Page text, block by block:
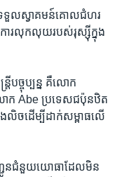
ទួល​ស្វាគមន៍គោលជំហរ​
ការលុកលុយរបស់រុស្ស៊ីក្នុង​
បច្ចុប្បន្ន​ គឺ​លោក
ក Abe ប្រទេសជប៉ុន​ឋិត​
លិចដើម្បី​ដាក់​សម្ពាធលើ​
ជូនជំនួយយោធា​ដែលមិន